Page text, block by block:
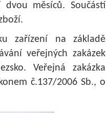
měsíců. Součástí
zařízení na základě
veřejných zakázek
Veřejná zakázka
č.137/2006 Sb., o